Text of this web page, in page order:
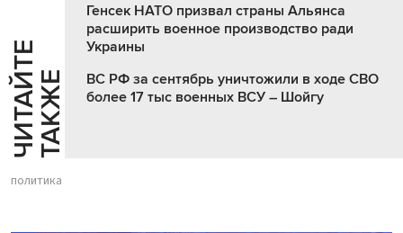
Ч
И
Т
АЙ
Т
Е
Т
А
К
ЖЕ
Генсек НАТО призвал страны Альянса
расширить военное производство ради
Украины
ВС РФ за сентябрь уничтожили в ходе СВО
более 17 тыс военных ВСУ – Шойгу
политика